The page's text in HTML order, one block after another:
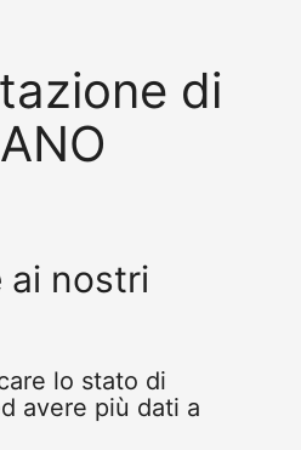
di
ai nostri
lo stato di
avere più dati a